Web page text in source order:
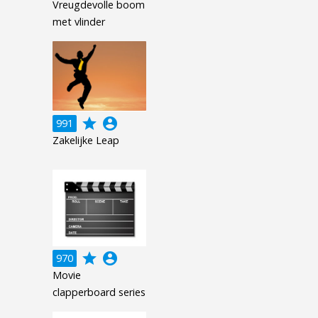
Vreugdevolle boom
met vlinder
991 grade account_circle
Zakelijke Leap
970 grade account_circle
Movie
clapperboard series